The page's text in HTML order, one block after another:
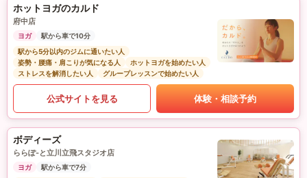
ホットヨガのカルド
府中店
ヨガ
駅から車で10分
駅から5分以内のジムに通いたい人
姿勢・腰痛・肩こりが気になる人
ホットヨガを始めたい人
ストレスを解消したい人
グループレッスンで始めたい人
公式サイトを見る 体験・相談予約
ボディーズ
ららぽ-と立川立飛スタジオ店
ヨガ
駅から車で7分